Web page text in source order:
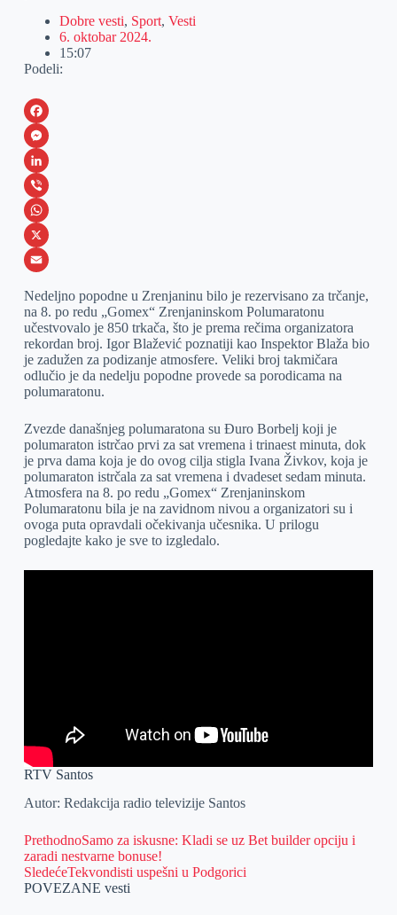
Dobre vesti, Sport, Vesti
6. oktobar 2024.
15:07
Podeli:
F
a
c
e
b
o
k
M
e
s
s
e
g
e
r
L
i
n
k
d
I
n
V
i
b
r
W
h
t
s
A
p
X
m
a
i
l
Nedeljno popodne u Zrenjaninu bilo je rezervisano za trčanje,
na 8. po redu „Gomex“ Zrenjaninskom Polumaratonu
učestvovalo je 850 trkača, što je prema rečima organizatora
rekordan broj. Igor Blažević poznatiji kao Inspektor Blaža bio
je zadužen za podizanje atmosfere. Veliki broj takmičara
odlučio je da nedelju popodne provede sa porodicama na
polumaratonu.
Zvezde današnjeg polumaratona su Đuro Borbelj koji je
polumaraton istrčao prvi za sat vremena i trinaest minuta, dok
je prva dama koja je do ovog cilja stigla Ivana Živkov, koja je
polumaraton istrčala za sat vremena i dvadeset sedam minuta.
Atmosfera na 8. po redu „Gomex“ Zrenjaninskom
Polumaratonu bila je na zavidnom nivou a organizatori su i
ovoga puta opravdali očekivanja učesnika. U prilogu
pogledajte kako je sve to izgledalo.
RTV Santos
Autor: Redakcija radio televizije Santos
PrethodnoSamo za iskusne: Kladi se uz Bet builder opciju i
zaradi nestvarne bonuse!
SledećeTekvondisti uspešni u Podgorici
POVEZANE vesti